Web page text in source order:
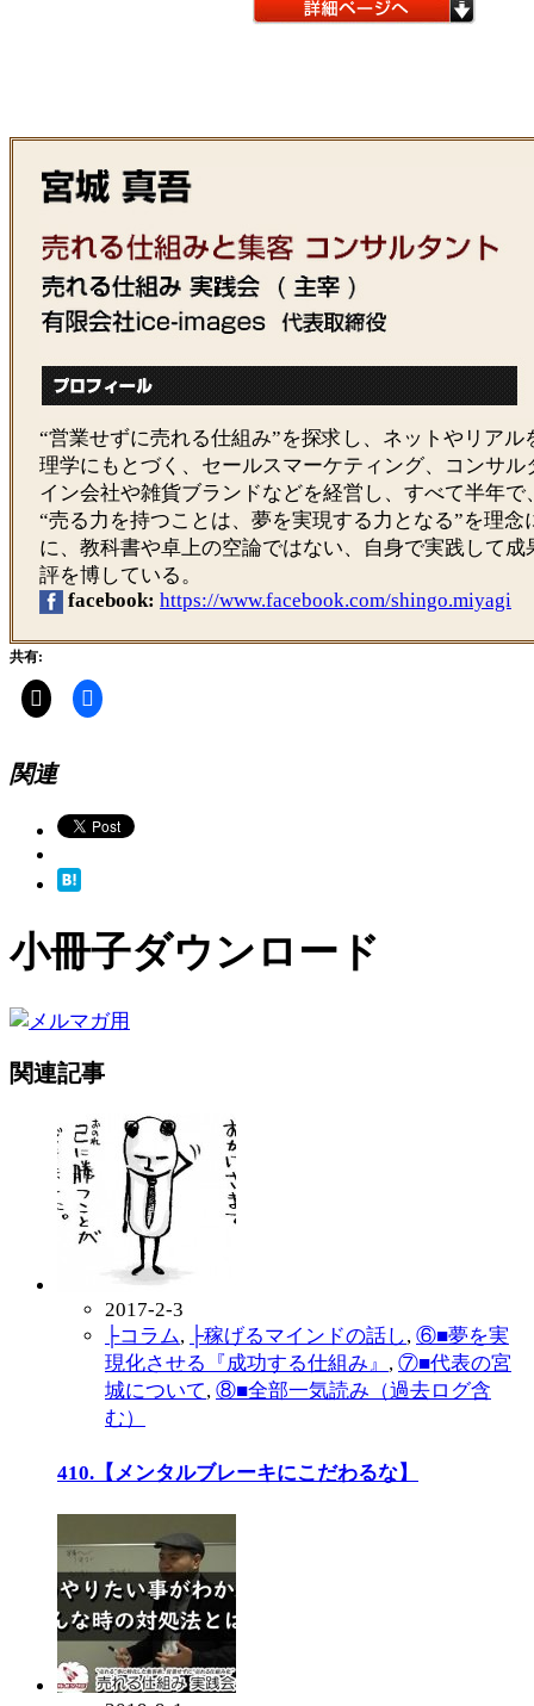
“営業せずに売れる仕組み”を探求し、ネットやリア
理学にもとづく、セールスマーケティング、コンサ
イン会社や雑貨ブランドなどを経営し、すべて半年
“売る力を持つことは、夢を実現する力となる”を理
に、教科書や卓上の空論ではない、自身で実践して
評を博している。
facebook: https://www.facebook.com/shingo.miyagi
共有:
関連
小冊子ダウンロード
関連記事
2017-2-3
├コラム, ├稼げるマインドの話し, ⑥■夢を実
現化させる『成功する仕組み』 , ⑦■代表の宮
城について, ⑧■全部一気読み（過去ログ含
む）
410.【メンタルブレーキにこだわるな】